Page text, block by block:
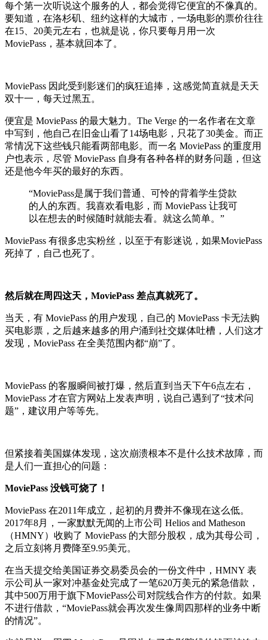
每个第一次听说这个服务的人，都会觉得它便宜的不像真的。
要知道，在洛杉矶、纽约这样的大城市，一场电影的票价往往
在15、20美元左右，也就是说，你只要每月用一次
MoviePass，基本就回本了。
MoviePass 因此受到影迷们的疯狂追捧，这感觉简直就是天天
双十一，每天过黑五。
便宜是 MoviePass 的最大魅力。The Verge 的一名作者在文章
中写到，他自己在旧金山看了14场电影，只花了30美金。而正
常情况下这些钱只能看两部电影。而一名 MoviePass 的重度用
户也表示，尽管 MoviePass 自身有各种各样的财务问题，但这
还是他今年买的最好的东西。
“MoviePass是属于我们普通、可怜的背着学生贷款
的人的东西。我喜欢看电影，而 MoviePass 让我可
以在想去的时候随时就能去看。就这么简单。”
MoviePass 有很多忠实粉丝，以至于有影迷说，如果MoviePass
死掉了，自己也死了。
然后就在周四这天，MoviePass 差点真就死了。
当天，有 MoviePass 的用户发现，自己的 MoviePass 卡无法购
买电影票，之后越来越多的用户涌到社交媒体吐槽，人们这才
发现，MoviePass 在全美范围内都“崩”了。
MoviePass 的客服瞬间被打爆，然后直到当天下午6点左右，
MoviePass 才在官方网站上发表声明，说自己遇到了“技术问
题”，建议用户等等先。
但紧接着美国媒体发现，这次崩溃根本不是什么技术故障，而
是人们一直担心的问题：
MoviePass 没钱可烧了！
MoviePass 在2011年成立，起初的月费并不像现在这么低。
2017年8月，一家默默无闻的上市公司 Helios and Matheson
（HMNY）收购了 MoviePass 的大部分股权，成为其母公司，
之后立刻将月费降至9.95美元。
在当天提交给美国证券交易委员会的一份文件中，HMNY 表
示公司从一家对冲基金处完成了一笔620万美元的紧急借款，
其中500万用于旗下MoviePass公司对院线合作方的付款。如果
不进行借款，“MoviePass就会再次发生像周四那样的业务中断
的情况”。